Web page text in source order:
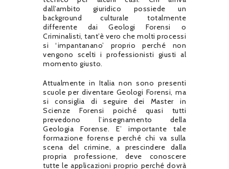
dall’ambito giuridico possiede un
background culturale totalmente
differente dai Geologi Forensi o
Criminalisti, tant’è vero che molti processi
si ‘impantanano’ proprio perché non
vengono scelti i professionisti giusti al
momento giusto.
Attualmente in Italia non sono presenti
scuole per diventare Geologi Forensi, ma
si consiglia di seguire dei Master in
Scienze Forensi poiché quasi tutti
prevedono l’insegnamento della
Geologia Forense. E’ importante tale
formazione forense perché chi va sulla
scena del crimine, a prescindere dalla
propria professione, deve conoscere
tutte le applicazioni proprio perché dovrà